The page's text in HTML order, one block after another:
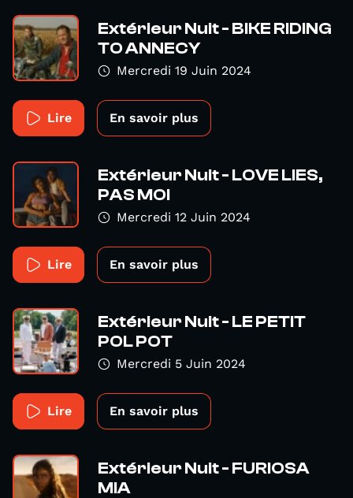
Extérieur Nuit - BIKE RIDING
TO ANNECY
Mercredi 19 Juin 2024
Lire En savoir plus
Extérieur Nuit - LOVE LIES,
PAS MOI
Mercredi 12 Juin 2024
Lire En savoir plus
Extérieur Nuit - LE PETIT
POL POT
Mercredi 5 Juin 2024
Lire En savoir plus
Extérieur Nuit - FURIOSA
MIA